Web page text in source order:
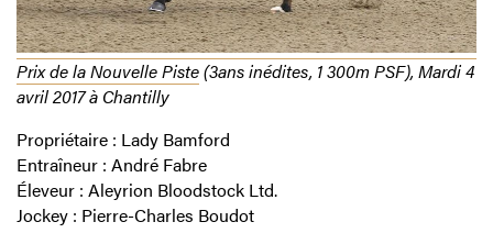
Prix de la Nouvelle Piste(3ans inédites, 1 300m PSF), Mardi 4
avril 2017 à Chantilly
Propriétaire : Lady Bamford
Entraîneur : André Fabre
Éleveur : Aleyrion Bloodstock Ltd.
Jockey : Pierre-Charles Boudot